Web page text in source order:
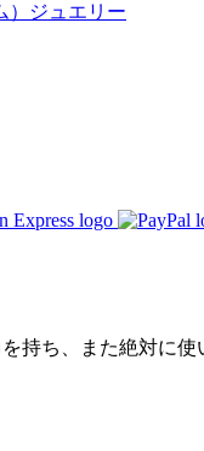
）ジュエリー
持ち、また絶対に